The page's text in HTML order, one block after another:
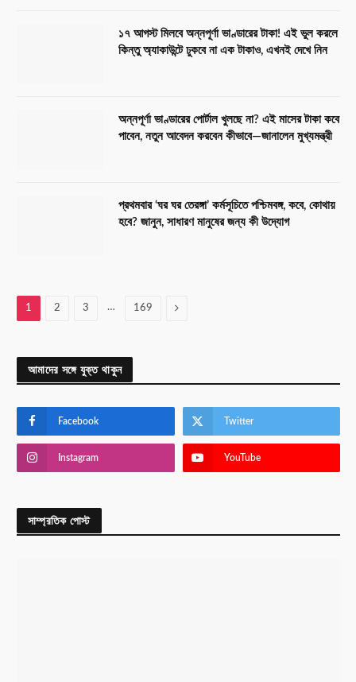
১৭ আগস্ট মিলবে অন্নপূর্ণা ভাণ্ডারের টাকা! এই ভুল করলে
কিন্তু অ্যাকাউন্টে ঢুকবে না এক টাকাও, এখনই দেখে নিন
অন্নপূর্ণা ভাণ্ডারের পোর্টাল খুলছে না? এই মাসের টাকা কবে
পাবেন, নতুন আবেদন করবেন কীভাবে—জানালেন মুখ্যমন্ত্রী
প্রথমবার ‘ঘর ঘর তেরঙ্গা’ কর্মসূচিতে পশ্চিমবঙ্গ, কবে, কোথায়
হবে? জানুন, সাধারণ মানুষের জন্য কী উদ্যোগ
1 2 3 … 169 Next
আমাদের সঙ্গে যুক্ত থাকুন
Facebook Twitter
Instagram YouTube
সাম্প্রতিক পোস্ট